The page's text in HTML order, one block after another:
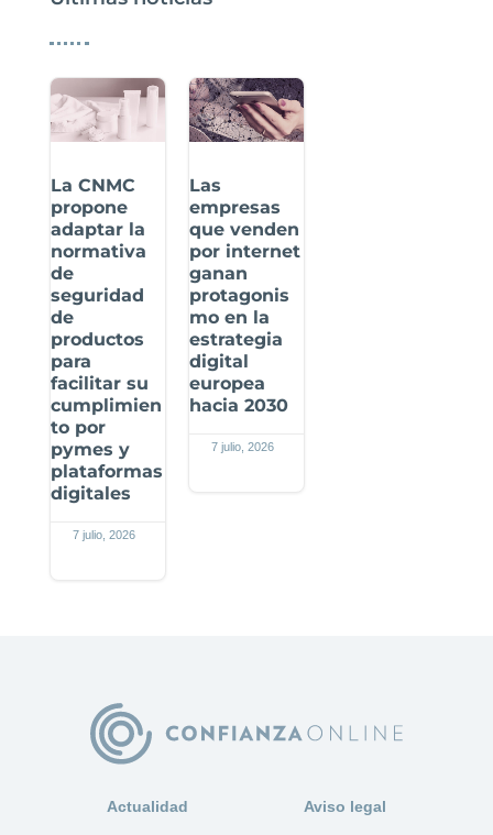
La CNMC
propone
adaptar la
normativa
de
seguridad
de
productos
para
facilitar su
cumplimien
to por
pymes y
plataformas
digitales
7 julio, 2026
Las
empresas
que venden
por internet
ganan
protagonis
mo en la
estrategia
digital
europea
hacia 2030
7 julio, 2026
Actualidad Aviso legal